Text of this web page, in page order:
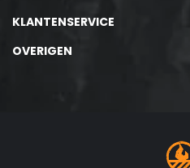
KLANTENSERVICE
OVERIGEN